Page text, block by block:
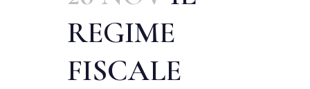
REGIME
FISCALE